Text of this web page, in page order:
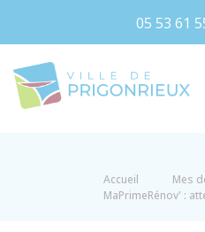
05 53 61
Accueil Mes
MaPrimeRénov' :